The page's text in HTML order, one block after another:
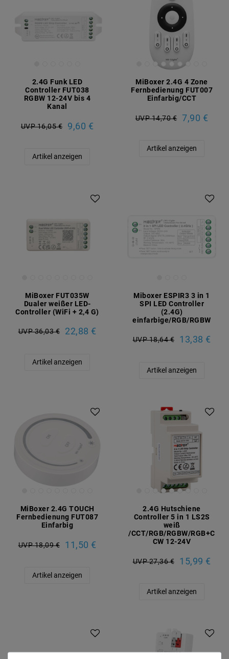
2.4G Funk LED
Controller FUT038
RGBW 12-24V bis 4
Kanal
UVP 16,05 € 9,60 €
Artikel anzeigen
MiBoxer 2.4G 4 Zone
Fernbedienung FUT007
Einfarbig/CCT
UVP 14,70 € 7,90 €
Artikel anzeigen
MiBoxer FUT035W
Dualer weißer LED-
Controller (WiFi + 2,4 G)
UVP 36,03 € 22,88 €
Artikel anzeigen
Miboxer ESPIR3 3 in 1
SPI LED Controller
(2.4G)
einfarbige/RGB/RGBW
UVP 18,64 € 13,38 €
Artikel anzeigen
MiBoxer 2.4G TOUCH
Fernbedienung FUT087
Einfarbig
UVP 18,09 € 11,50 €
Artikel anzeigen
2.4G Hutschiene
Controller 5 in 1 LS2S
weiß
/CCT/RGB/RGBW/RGB+C
CW 12-24V
UVP 27,36 € 15,99 €
Artikel anzeigen